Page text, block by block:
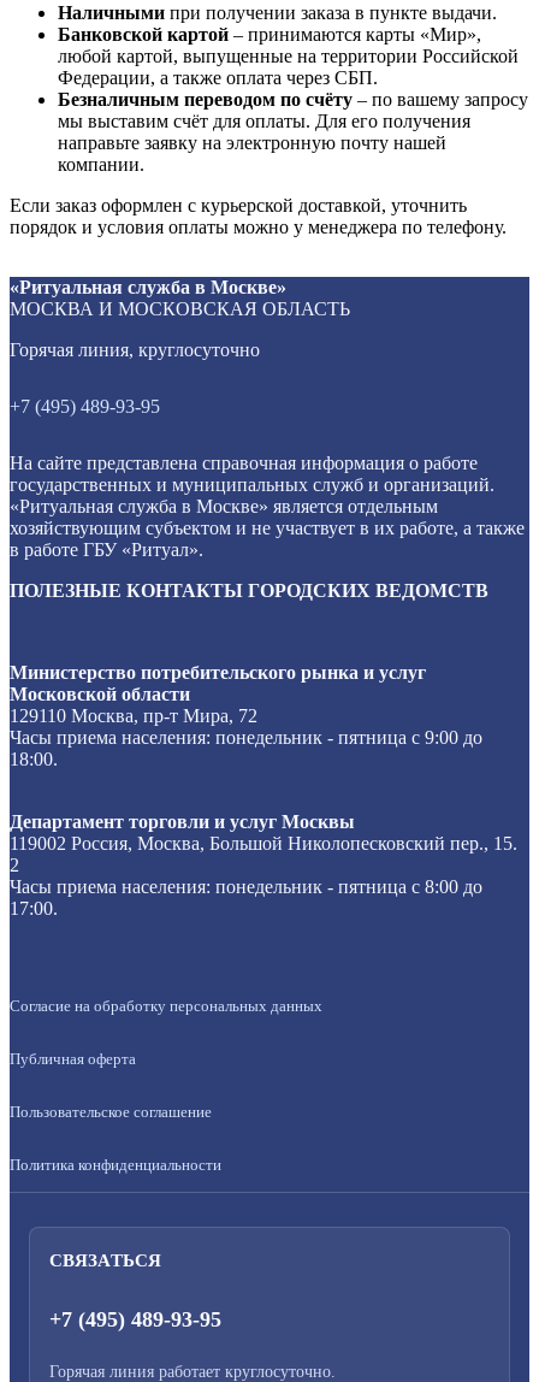
Наличными при получении заказа в пункте выдачи.
Банковской картой – принимаются карты «Мир»,
любой картой, выпущенные на территории Российской
Федерации, а также оплата через СБП.
Безналичным переводом по счёту – по вашему запросу
мы выставим счёт для оплаты. Для его получения
направьте заявку на электронную почту нашей
компании.
Если заказ оформлен с курьерской доставкой, уточнить
порядок и условия оплаты можно у менеджера по телефону.
Ритуальный венок №61 из живых цветов
Венки из живых цветов в Москве
₽
74 000
Ритуальный венок круглый Европеский №6
Венки из искусственных цветов в Москве
₽
19 000
Похоронный венок из живых цветов №12
Венки из живых цветов в Москве
₽
48 000
Ритуальный венок Заказной №23
Венки из искусственных цветов в Москве
₽
5 000
«Ритуальная служба в Москве»
МОСКВА И МОСКОВСКАЯ ОБЛАСТЬ
Горячая линия, круглосуточно
+7 (495) 489-93-95
На сайте представлена справочная информация о работе
государственных и муниципальных служб и организаций.
«Ритуальная служба в Москве» является отдельным
хозяйствующим субъектом и не участвует в их работе, а также
в работе ГБУ «Ритуал».
ПОЛЕЗНЫЕ КОНТАКТЫ ГОРОДСКИХ ВЕДОМСТВ
Министерство потребительского рынка и услуг
Московской области
129110 Москва, пр-т Мира, 72
Часы приема населения: понедельник - пятница с 9:00 до
18:00.
Департамент торговли и услуг Москвы
119002 Россия, Москва, Большой Николопесковский пер., 15.
2
Часы приема населения: понедельник - пятница с 8:00 до
17:00.
Согласие на обработку персональных данных
Публичная оферта
Пользовательское соглашение
Политика конфиденциальности
СВЯЗАТЬСЯ
+7 (495) 489-93-95
Горячая линия работает круглосуточно.